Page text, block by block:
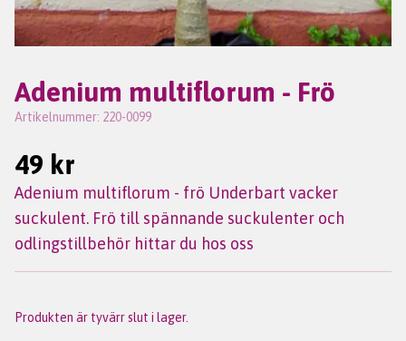
Adenium multiflorum - Frö
Artikelnummer: 220-0099
49 kr
Adenium multiflorum - frö Underbart vacker
suckulent. Frö till spännande suckulenter och
odlingstillbehör hittar du hos oss
Produkten är tyvärr slut i lager.